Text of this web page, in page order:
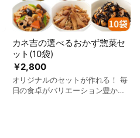
￥2,800
カネ吉の選べるおかず惣菜セ
ット(10袋)
オリジナルのセットが作れる！ 毎
日の食卓がバリエーション豊かに